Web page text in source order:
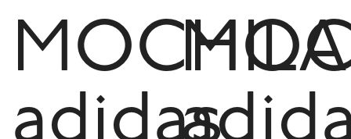
MOCHILA
adidas